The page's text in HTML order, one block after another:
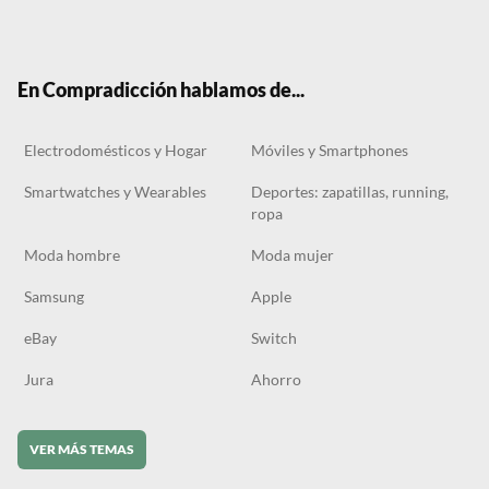
En Compradicción hablamos de...
Electrodomésticos y Hogar Móviles y Smartphones
Smartwatches y Wearables
Deportes: zapatillas, running,
ropa
Moda hombre Moda mujer
Samsung Apple
eBay Switch
Jura Ahorro
VER MÁS TEMAS